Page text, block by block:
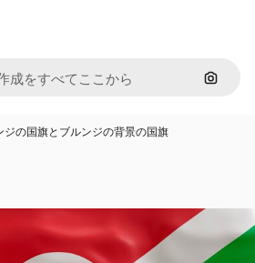
画像で
ジの国旗とブルンジの背景の国旗